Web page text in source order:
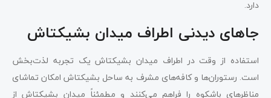
دارد.
جاهای دیدنی اطراف میدان بشیکتاش
استفاده از وقت در اطراف میدان بشیکتاش یک تجربه لذت‌بخش
است. رستوران‌ها و کافه‌های مشرف به ساحل بشیکتاش امکان تماشای
مناظرهای باشکوه را فراهم می‌کنند و مطمئناً میدان بشیکتاش از